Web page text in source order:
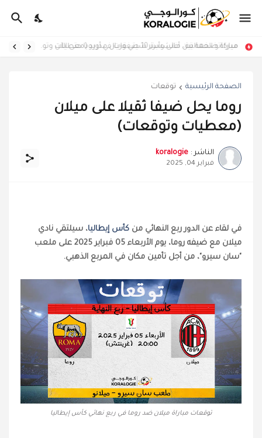
ميركاتو العمالقة.. أغلى وأبرز 10 صفقات في أوروبا حتى الآن مباراة ضخمة بين مانشستر سيتي وريال مدريد (معطيات وتوقعات)
الصفحة الرئيسية توقعات
روما يحل ضيفا ثقيلا على ميلان
(معطيات وتوقعات)
الناشر : koralogie
فبراير 04, 2025
في لقاء عن الدور ربع النهائي من كأس إيطاليا، سيلتقي نادي
ميلان مع ضيفه روما، يوم الأربعاء 05 فبراير 2025 على ملعب
"سان سيرو"، من أجل تأمين مكان في المربع الذهبي.
توقعات مباراة ميلان ضد روما في ربع نهائي كأس إيطاليا